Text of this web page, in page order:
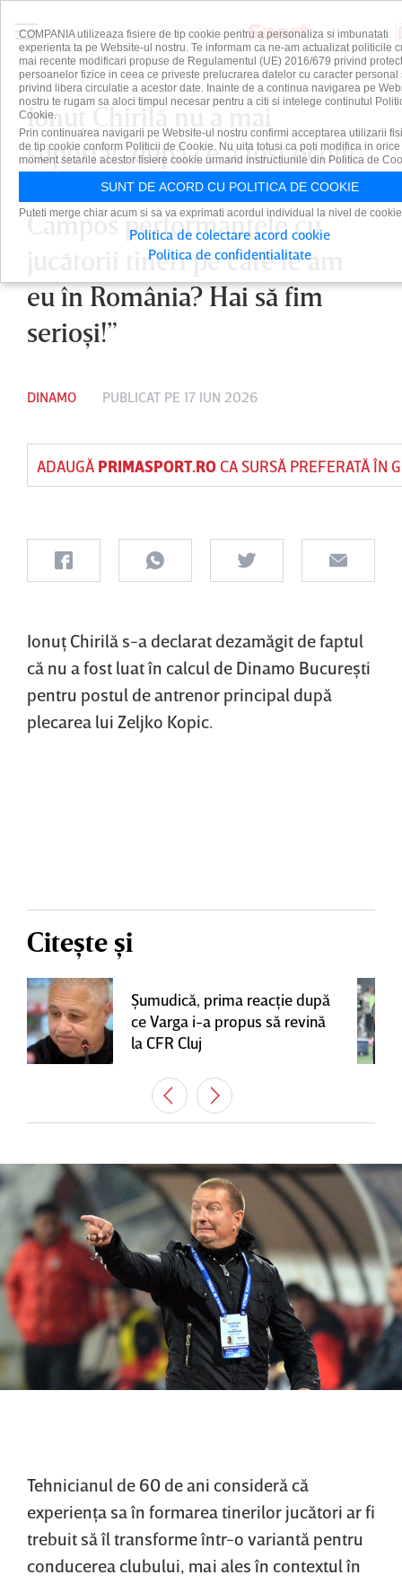
Ionuţ Chirilă nu a mai
suportat, după ce a fost ocolit,
din nou, de Dinamo: ”Are
Campos performanţele cu
jucătorii tineri pe care le am
eu în România? Hai să fim
serioşi!”
DINAMO PUBLICAT PE 17 IUN 2026
ADAUGĂ PRIMASPORT.ROCA SURSĂ PREFERATĂ ÎN
Ionuţ Chirilă s-a declarat dezamăgit de faptul
că nu a fost luat în calcul de Dinamo Bucureşti
pentru postul de antrenor principal după
plecarea lui Zeljko Kopic.
Citește și
Şumudică, prima reacţie după
ce Varga i-a propus să revină
la CFR Cluj
Tehnicianul de 60 de ani consideră că
experienţa sa în formarea tinerilor jucători ar fi
trebuit să îl transforme într-o variantă pentru
conducerea clubului, mai ales în contextul în
COMPANIA utilizeaza fisiere de tip cookie pentru a personaliza si imbunatati
experienta ta pe Website-ul nostru. Te informam ca ne-am actualizat politicile
mai recente modificari propuse de Regulamentul (UE) 2016/679 privind
persoanelor fizice in ceea ce priveste prelucrarea datelor cu caracter personal
privind libera circulatie a acestor date. Inainte de a continua navigarea pe
nostru te rugam sa aloci timpul necesar pentru a citi si intelege continutul
Cookie.
Prin continuarea navigarii pe Website-ul nostru confirmi acceptarea utilizarii
de tip cookie conform Politicii de Cookie. Nu uita totusi ca poti modifica in orice
moment setarile acestor fisiere cookie urmand instructiunile din Politica de
SUNT DE ACORD CU POLITICA DE COOKIE
Puteti merge chiar acum si sa va exprimati acordul individual la nivel de
Politica de colectare acord cookie
Politica de confidentialitate